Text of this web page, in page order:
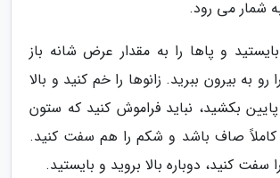
شمار می رود.
و پاها را به مقدار عرض شانه باز
رو به بیرون ببرید. زانوها را خم کنید و بالا
بکشید، نباید فراموش کنید که ستون
کاملاً صاف باشد و شکم را هم سفت کنید.
کنید، دوباره بالا بروید و بایستید.